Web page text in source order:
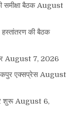
बैठक August
हस्तांतरण की बैठक
August 7, 2026
एक्सप्रेस August
शुरू August 6,